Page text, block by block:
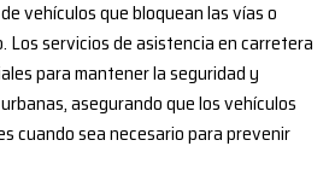
vehículos que bloquean las vías o
servicios de asistencia en carretera
para mantener la seguridad y
asegurando que los vehículos
cuando sea necesario para prevenir